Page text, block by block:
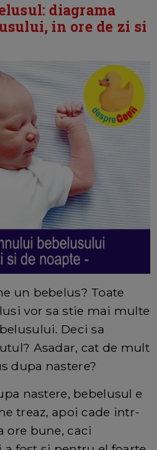
diagrama
in ore de zi si
un bebelus? Toate
vor sa stie mai multe
Deci sa
Asadar, cat de mult
dupa nastere?
nastere, bebelusul e
treaz, apoi cade intr-
ore bune, caci